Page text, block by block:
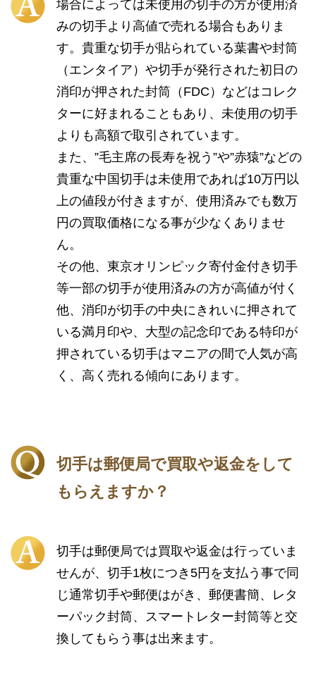
場合によっては未使用の切手の方が使用済
みの切手より高値で売れる場合もありま
す。貴重な切手が貼られている葉書や封筒
（エンタイア）や切手が発行された初日の
消印が押された封筒（FDC）などはコレク
ターに好まれることもあり、未使用の切手
よりも高額で取引されています。
また、”毛主席の長寿を祝う”や”赤猿”などの
貴重な中国切手は未使用であれば10万円以
上の値段が付きますが、使用済みでも数万
円の買取価格になる事が少なくありませ
ん。
その他、東京オリンピック寄付金付き切手
等一部の切手が使用済みの方が高値が付く
他、消印が切手の中央にきれいに押されて
いる満月印や、大型の記念印である特印が
押されている切手はマニアの間で人気が高
く、高く売れる傾向にあります。
切手は郵便局で買取や返金をして
もらえますか？
切手は郵便局では買取や返金は行っていま
せんが、切手1枚につき5円を支払う事で同
じ通常切手や郵便はがき、郵便書簡、レタ
ーパック封筒、スマートレター封筒等と交
換してもらう事は出来ます。